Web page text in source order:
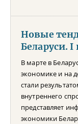
Новые
Беларуси. I
В марте в
экономике и на
стали
внутреннего
представляет
экономики